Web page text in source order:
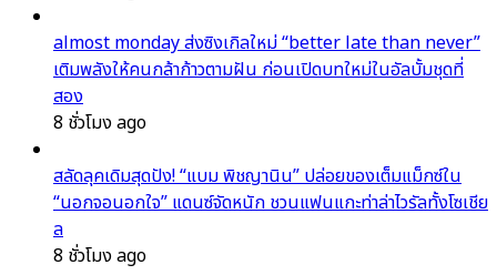
almost monday ส่งซิงเกิลใหม่ “better late than never”
เติมพลังให้คนกล้าก้าวตามฝัน ก่อนเปิดบทใหม่ในอัลบั้มชุดที่
สอง
8 ชั่วโมง ago
สลัดลุคเดิมสุดปัง! “แบม พิชญานิน” ปล่อยของเต็มแม็กซ์ใน
“นอกจอนอกใจ” แดนซ์จัดหนัก ชวนแฟนแกะท่าล่าไวรัลทั้งโซเชีย
ล
8 ชั่วโมง ago